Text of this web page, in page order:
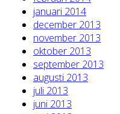
januari 2014
december 2013
november 2013
oktober 2013
september 2013
augusti 2013
juli 2013
juni 2013